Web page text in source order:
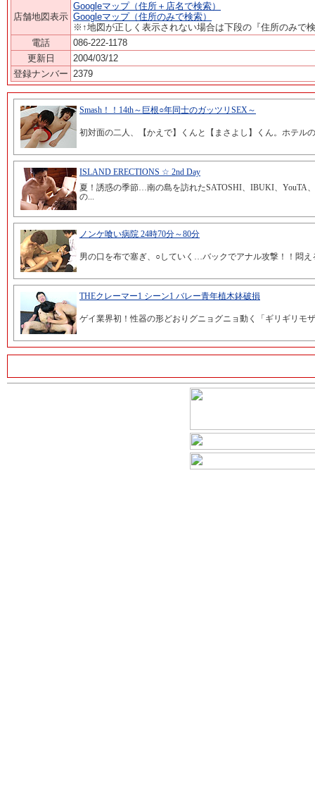
店舗地図表示
Googleマップ（住所＋店名で検索）
Googleマップ（住所のみで検索）
※↑地図が正しく表示されない場合は下段の『住所のみで
電話
086-222-1178
更新日
2004/03/12
登録ナンバー 2379